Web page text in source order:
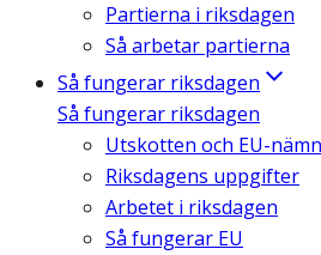
Partierna i riksdagen
Så arbetar partierna
Så fungerar riksdagen
Så fungerar riksdagen
Utskotten och EU-
Riksdagens uppgifter
Arbetet i riksdagen
Så fungerar EU